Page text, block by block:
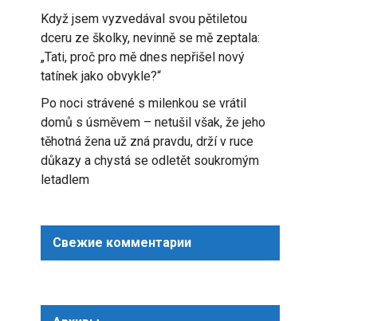
Když jsem vyzvedával svou pětiletou
dceru ze školky, nevinně se mě zeptala:
„Tati, proč pro mě dnes nepřišel nový
tatínek jako obvykle?“
Po noci strávené s milenkou se vrátil
domů s úsměvem – netušil však, že jeho
těhotná žena už zná pravdu, drží v ruce
důkazy a chystá se odletět soukromým
letadlem
Свежие комментарии